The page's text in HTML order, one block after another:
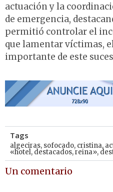
actuación y la
de emergencia,
permitió controlar el
que lamentar víctimas,
importante de este
Tags
algeciras, sofocado, cristina,
«hotel, destacados,reina»,
Un comentario